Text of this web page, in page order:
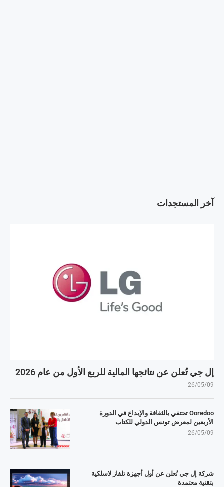
آخر المستجدات
إل جي تُعلن عن نتائجها المالية للربع الأول من عام 2026
26/05/09
Ooredoo تحتفي بالثقافة والإبداع في الدورة
الأربعين لمعرض تونس الدولي للكتاب
26/05/09
شركة إل جي تُعلن عن أول أجهزة تلفاز لاسلكية
بتقنية معتمدة